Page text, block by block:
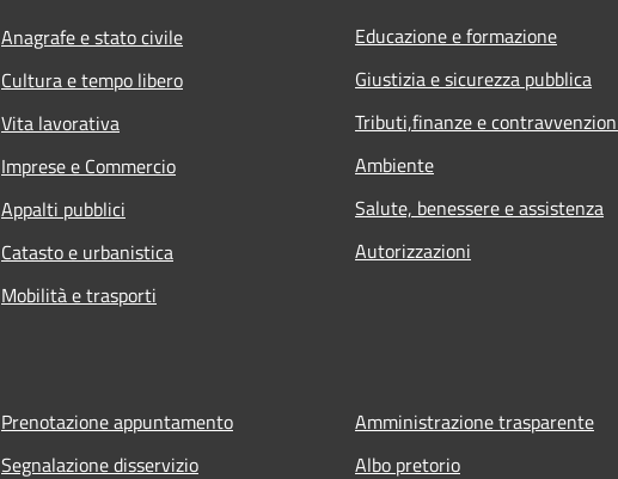
Anagrafe e stato civile
Cultura e tempo libero
Vita lavorativa
Imprese e Commercio
Appalti pubblici
Catasto e urbanistica
Mobilità e trasporti
Educazione e formazione
Giustizia e sicurezza pubblica
Tributi,finanze e
Ambiente
Salute, benessere e assistenza
Autorizzazioni
Prenotazione appuntamento
Segnalazione disservizio
Amministrazione trasparente
Albo pretorio